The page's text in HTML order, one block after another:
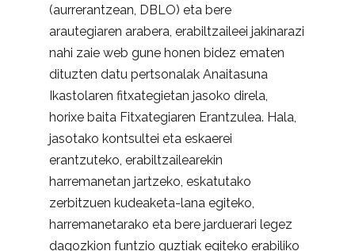
(aurrerantzean, DBLO) eta bere
arautegiaren arabera, erabiltzaileei jakinarazi
nahi zaie web gune honen bidez ematen
dituzten datu pertsonalak Anaitasuna
Ikastolaren fitxategietan jasoko direla,
horixe baita Fitxategiaren Erantzulea. Hala,
jasotako kontsultei eta eskaerei
erantzuteko, erabiltzailearekin
harremanetan jartzeko, eskatutako
zerbitzuen kudeaketa-lana egiteko,
harremanetarako eta bere jarduerari legez
dagozkion funtzio guztiak egiteko erabiliko